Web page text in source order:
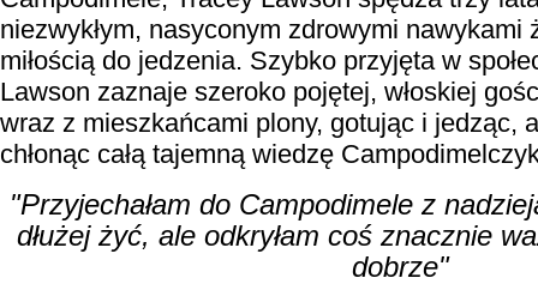
niezwykłym, nasyconym zdrowymi nawykami
miłością do jedzenia. Szybko przyjęta w
Lawson zaznaje szeroko pojętej, włoskiej
wraz z mieszkańcami plony, gotując i jedząc,
chłonąc całą tajemną wiedzę
"Przyjechałam do Campodimele z
dłużej żyć, ale odkryłam coś znacznie
dobrze"